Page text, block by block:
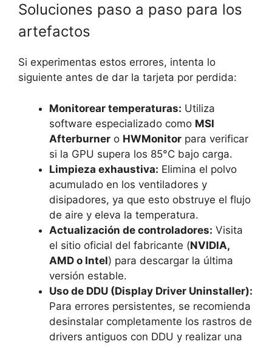
Soluciones paso a paso para los
artefactos
Si experimentas estos errores, intenta lo
siguiente antes de dar la tarjeta por perdida:
Monitorear temperaturas: Utiliza
software especializado como MSI
Afterburner o HWMonitor para verificar
si la GPU supera los 85°C bajo carga.
Limpieza exhaustiva: Elimina el polvo
acumulado en los ventiladores y
disipadores, ya que esto obstruye el flujo
de aire y eleva la temperatura.
Actualización de controladores: Visita
el sitio oficial del fabricante (NVIDIA,
AMD o Intel) para descargar la última
versión estable.
Uso de DDU (Display Driver Uninstaller):
Para errores persistentes, se recomienda
desinstalar completamente los rastros de
drivers antiguos con DDU y realizar una